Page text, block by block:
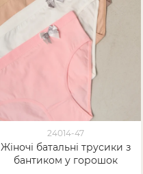
24014-47
Жіночі батальні трусики з
бантиком у горошок